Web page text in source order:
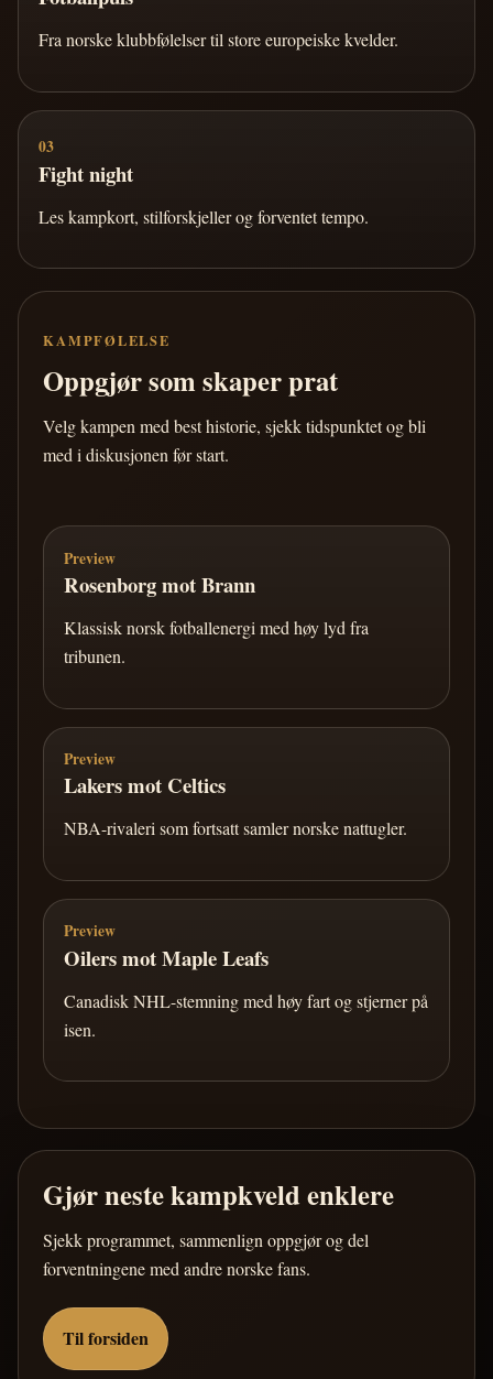
Fra norske klubbfølelser til store europeiske kvelder.
03
Fight night
Les kampkort, stilforskjeller og forventet tempo.
KAMPFØLELSE
Oppgjør som skaper prat
Velg kampen med best historie, sjekk tidspunktet og bli
med i diskusjonen før start.
Preview
Rosenborg mot Brann
Klassisk norsk fotballenergi med høy lyd fra
tribunen.
Preview
Lakers mot Celtics
NBA-rivaleri som fortsatt samler norske nattugler.
Preview
Oilers mot Maple Leafs
Canadisk NHL-stemning med høy fart og stjerner på
isen.
Gjør neste kampkveld enklere
Sjekk programmet, sammenlign oppgjør og del
forventningene med andre norske fans.
Til forsiden